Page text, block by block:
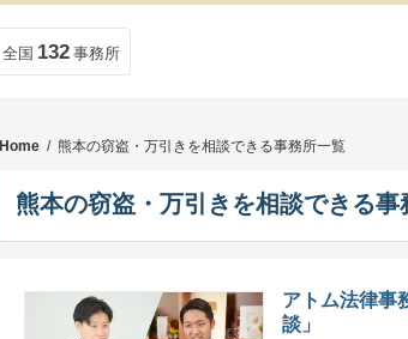
全国 132 事務所
Home / 熊本の窃盗・万引きを相談できる事務所一覧
熊本の窃盗・万引きを相談できる事
アトム法律事
談」